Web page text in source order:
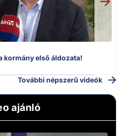
kormány első áldozata!
További népszerű videók
ajánló